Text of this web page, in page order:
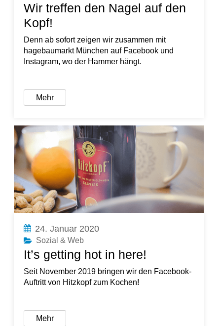
Wir treffen den Nagel auf den
Kopf!
Denn ab sofort zeigen wir zusammen mit
hagebaumarkt München auf Facebook und
Instagram, wo der Hammer hängt.
Mehr
24. Januar 2020
Sozial & Web
It’s getting hot in here!
Seit November 2019 bringen wir den Facebook-
Auftritt von Hitzkopf zum Kochen!
Mehr